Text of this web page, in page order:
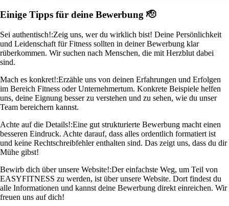
Einige Tipps für deine Bewerbung 🫡
Sei authentisch!:Zeig uns, wer du wirklich bist! Deine Persönlichkeit
und Leidenschaft für Fitness sollten in deiner Bewerbung klar
rüberkommen. Wir suchen nach Menschen, die mit Herzblut dabei
sind.
Mach es konkret!:Erzähle uns von deinen Erfahrungen und Erfolgen
im Bereich Fitness oder Unternehmertum. Konkrete Beispiele helfen
uns, deine Eignung besser zu verstehen und zu sehen, wie du unser
Team bereichern kannst.
Achte auf die Details!:Eine gut strukturierte Bewerbung macht einen
besseren Eindruck. Achte darauf, dass alles ordentlich formatiert ist
und keine Rechtschreibfehler enthalten sind. Das zeigt uns, dass du dir
Mühe gibst!
Bewirb dich über unsere Website!:Der einfachste Weg, um Teil von
EASYFITNESS zu werden, ist über unsere Website. Dort findest du
alle Informationen und kannst deine Bewerbung direkt einreichen. Wir
freuen uns auf dich!